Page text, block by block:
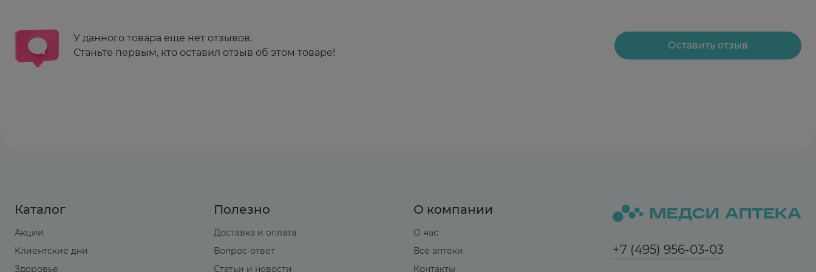
У данного товара еще нет отзывов.
Станьте первым, кто оставил отзыв об этом товаре!
Оставить отзыв
Каталог
Акции
Клиентские дни
Здоровье
Полезно
Доставка и оплата
Вопрос-ответ
Статьи и новости
О компании
О нас
Все аптеки
Контакты
+7 (495) 956-03-03